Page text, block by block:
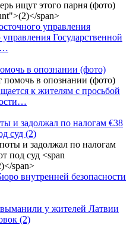
управления
Государственной
в опознании (фото)
к жителям с просьбой
и задолжал по налогам €38
суд (2)
внутренней безопасности
у жителей Латвии
(2)